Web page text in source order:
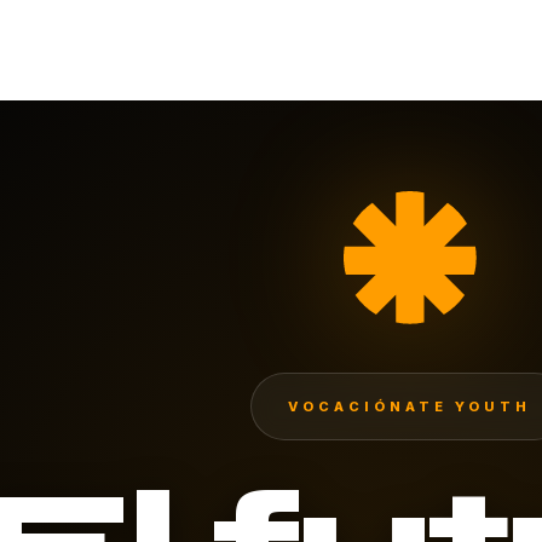
VOCACIÓNATE YOUTH